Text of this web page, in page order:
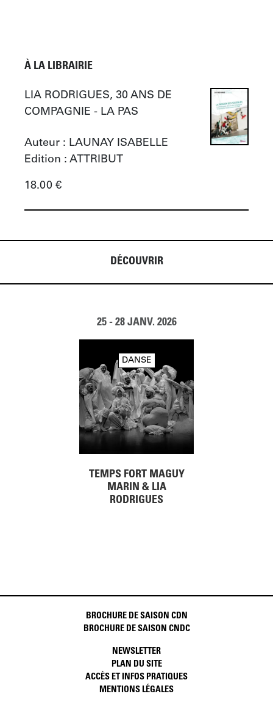
À LA LIBRAIRIE
LIA RODRIGUES, 30 ANS DE
COMPAGNIE - LA PAS
Auteur : LAUNAY ISABELLE
Edition : ATTRIBUT
18.00 €
DÉCOUVRIR
DANSE
25- 28 JANV. 2026
TEMPS FORT MAGUY
MARIN & LIA
RODRIGUES
BROCHURE DE SAISON CDN
BROCHURE DE SAISON CNDC
NEWSLETTER
PLAN DU SITE
ACCÈS ET INFOS PRATIQUES
MENTIONS LÉGALES